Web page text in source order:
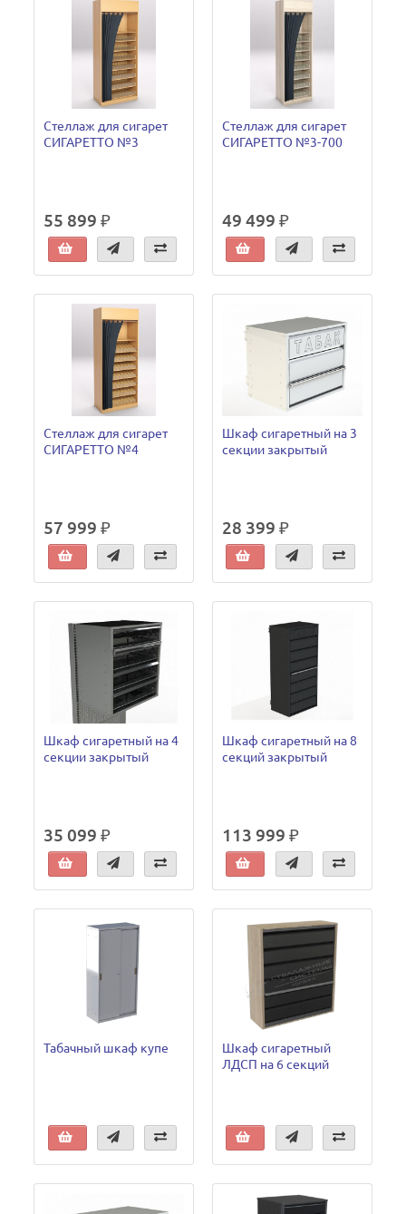
Стеллаж для сигарет
СИГАРЕТТО №3
55 899 ₽
Стеллаж для сигарет
СИГАРЕТТО №3-700
49 499 ₽
Стеллаж для сигарет
СИГАРЕТТО №4
57 999 ₽
Шкаф сигаретный на 3
секции закрытый
28 399 ₽
Шкаф сигаретный на 4
секции закрытый
35 099 ₽
Шкаф сигаретный на 8
секций закрытый
113 999 ₽
Табачный шкаф купе
Шкаф сигаретный
ЛДСП на 6 секций